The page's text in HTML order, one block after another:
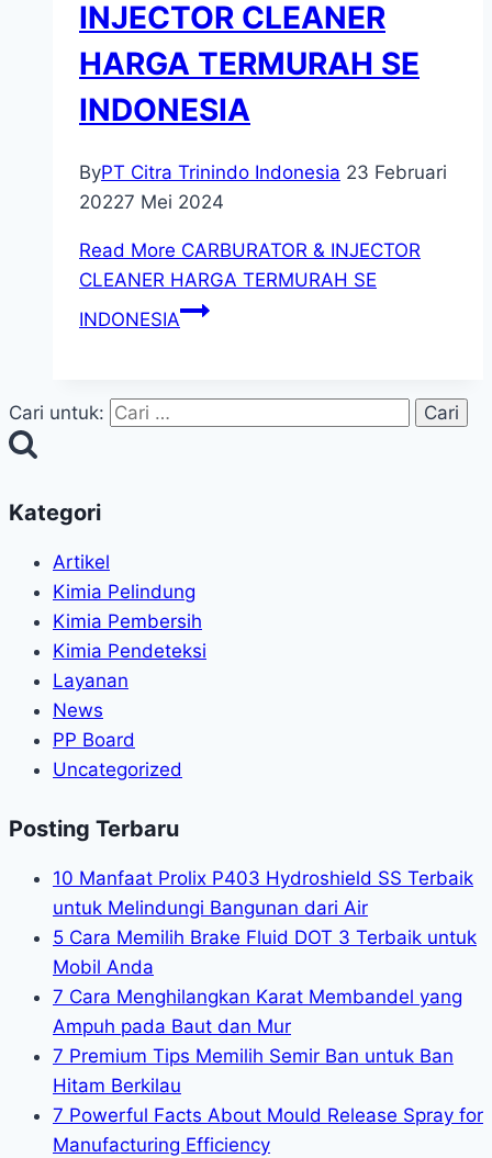
INJECTOR CLEANER
HARGA TERMURAH SE
INDONESIA
ByPT Citra Trinindo Indonesia 23 Februari
20227 Mei 2024
Read More CARBURATOR & INJECTOR
CLEANER HARGA TERMURAH SE
INDONESIA
Cari untuk:
Kategori
Artikel
Kimia Pelindung
Kimia Pembersih
Kimia Pendeteksi
Layanan
News
PP Board
Uncategorized
Posting Terbaru
10 Manfaat Prolix P403 Hydroshield SS Terbaik
untuk Melindungi Bangunan dari Air
5 Cara Memilih Brake Fluid DOT 3 Terbaik untuk
Mobil Anda
7 Cara Menghilangkan Karat Membandel yang
Ampuh pada Baut dan Mur
7 Premium Tips Memilih Semir Ban untuk Ban
Hitam Berkilau
7 Powerful Facts About Mould Release Spray for
Manufacturing Efficiency